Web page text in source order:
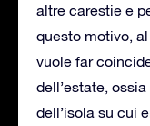
altre carestie e
questo motivo,
vuole far
dell’estate,
dell’isola su cui